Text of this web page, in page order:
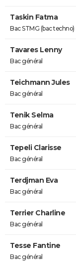
Taskin Fatma
Bac STMG (bac techno)
Tavares Lenny
Bac général
Teichmann Jules
Bac général
Tenik Selma
Bac général
Tepeli Clarisse
Bac général
Terdjman Eva
Bac général
Terrier Charline
Bac général
Tesse Fantine
Bac général